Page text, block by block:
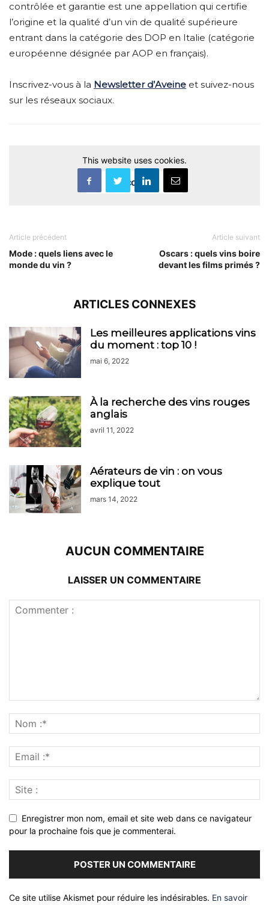
contrôlée et garantie est une appellation qui certifie
l’origine et la qualité d’un vin de qualité supérieure
entrant dans la catégorie des DOP en Italie (catégorie
européenne désignée par AOP en français).
Inscrivez-vous à la Newsletter d’Aveine et suivez-nous
sur les réseaux sociaux.
This website uses cookies.
Accept
Article précédent
Mode : quels liens avec le
monde du vin ?
Article suivant
Oscars : quels vins boire
devant les films primés ?
ARTICLES CONNEXES
Les meilleures applications vins
du moment : top 10 !
mai 6, 2022
À la recherche des vins rouges
anglais
avril 11, 2022
Aérateurs de vin : on vous
explique tout
mars 14, 2022
AUCUN COMMENTAIRE
LAISSER UN COMMENTAIRE
Enregistrer mon nom, email et site web dans ce navigateur
pour la prochaine fois que je commenterai.
Ce site utilise Akismet pour réduire les indésirables. En savoir